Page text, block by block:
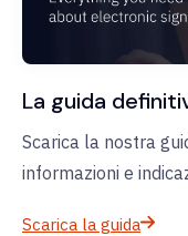
La guida
Scarica la nostra
informazioni e
Scarica la guida